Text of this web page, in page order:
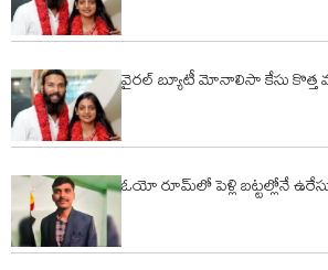
వైరల్ బ్యూటీ మోనాలిసా కేసు కొత్త
ఓయో రూమ్‌లో పెళ్లి బ‌ట్ట‌ల్లోనే